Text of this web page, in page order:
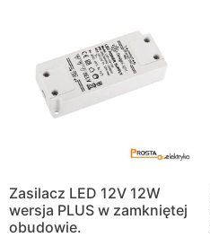
Zasilacz LED 12V 12W
wersja PLUS w zamkniętej
obudowie.